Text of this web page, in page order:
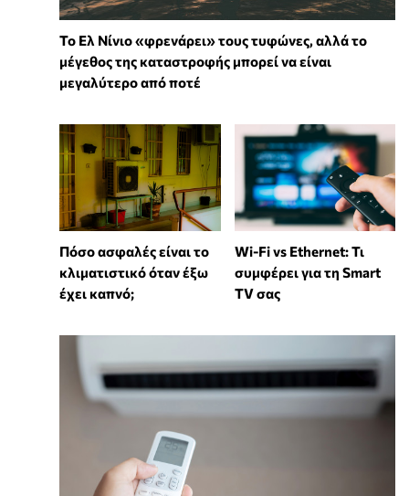
Το Ελ Νίνιο «φρενάρει» τους τυφώνες, αλλά το
μέγεθος της καταστροφής μπορεί να είναι
μεγαλύτερο από ποτέ
Πόσο ασφαλές είναι το
κλιματιστικό όταν έξω
έχει καπνό;
Wi-Fi vs Ethernet: Τι
συμφέρει για τη Smart
TV σας